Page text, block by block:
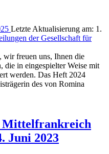
Letzte Aktualisierung am: 1.
der Gesellschaft für
wir freuen uns, Ihnen die
die in eingespielter Weise mit
werden. Das Heft 2024
des von Romina
Mittelfrankreich
Juni 2023